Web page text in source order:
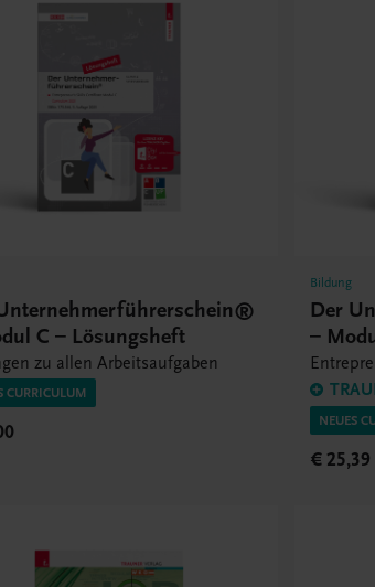
C – Lösungsheft
zu allen Arbeitsaufgaben
CURRICULUM
Bildung
Der
–
NEUES
€ 25,39